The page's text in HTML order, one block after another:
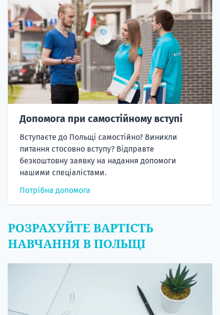
Допомога при самостійному вступі
Вступаєте до Польщі самостійно? Виникли
питання стосовно вступу? Відправте
безкоштовну заявку на надання допомоги
нашими спеціалістами.
Потрібна допомога
РОЗРАХУЙТЕ ВАРТІСТЬ
НАВЧАННЯ В ПОЛЬЩІ